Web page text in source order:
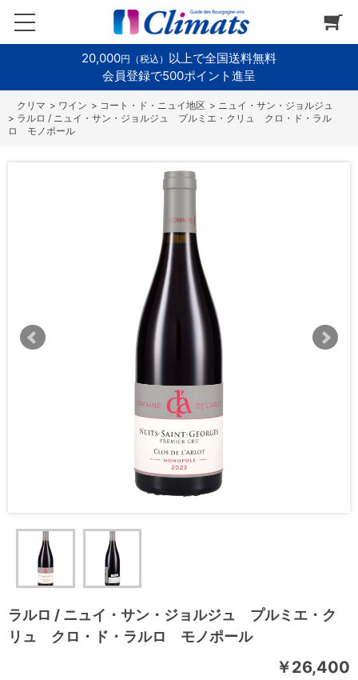
20,000円（税込） 以上で全国送料無料
会員登録で500ポイント進呈
> ワイン > コート・ド・ニュイ地区 > ニュイ・サン・ジョルジュ
> ラルロ / ニュイ・サン・ジョルジュ プルミエ・クリュ クロ・ド・ラル
ロ モノポール
ラルロ / ニュイ・サン・ジョルジュ プルミエ・ク
リュ クロ・ド・ラルロ モノポール
￥26,400